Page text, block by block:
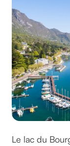
Le lac du